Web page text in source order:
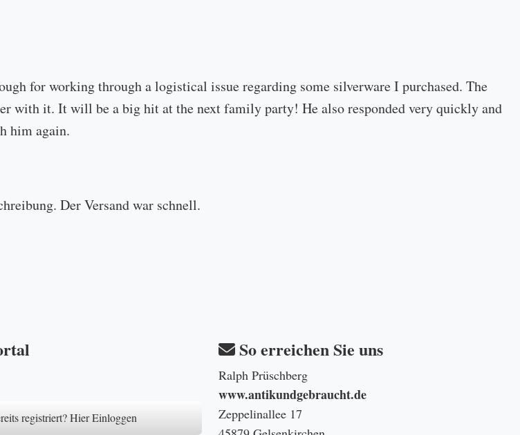
for working through a logistical issue regarding some silverware I purchased. The
with it. It will be a big hit at the next family party! He also responded very quickly and
him again.
Der Versand war schnell.
registriert? Hier Einloggen
So erreichen Sie uns
Ralph Prüschberg
www.antikundgebraucht.de
Zeppelinallee 17